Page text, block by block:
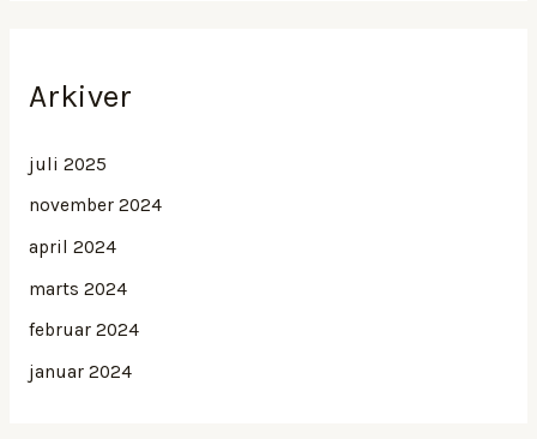
Arkiver
juli 2025
november 2024
april 2024
marts 2024
februar 2024
januar 2024